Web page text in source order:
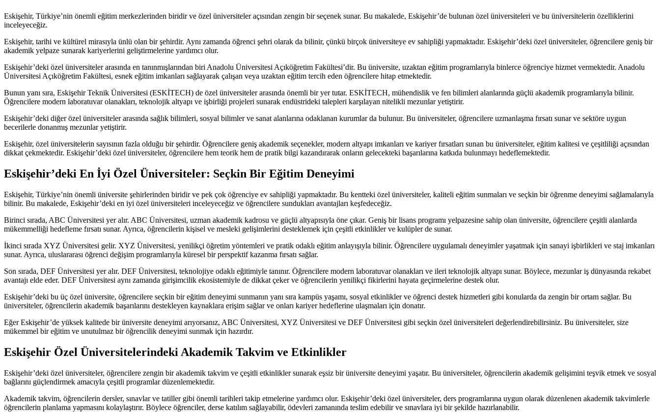
Eskişehir, Türkiye’nin önemli eğitim merkezlerinden biridir ve özel üniversiteler açısından zengin bir seçenek sunar. Bu makalede, Eskişehir’de bulunan özel üniversiteleri ve bu üniversitelerin özelliklerini
inceleyeceğiz.
Eskişehir, tarihi ve kültürel mirasıyla ünlü olan bir şehirdir. Aynı zamanda öğrenci şehri olarak da bilinir, çünkü birçok üniversiteye ev sahipliği yapmaktadır. Eskişehir’deki özel üniversiteler, öğrencilere geniş bir
akademik yelpaze sunarak kariyerlerini geliştirmelerine yardımcı olur.
Eskişehir’deki özel üniversiteler arasında en tanınmışlarından biri Anadolu Üniversitesi Açıköğretim Fakültesi’dir. Bu üniversite, uzaktan eğitim programlarıyla binlerce öğrenciye hizmet vermektedir. Anadolu
Üniversitesi Açıköğretim Fakültesi, esnek eğitim imkanları sağlayarak çalışan veya uzaktan eğitim tercih eden öğrencilere hitap etmektedir.
Bunun yanı sıra, Eskişehir Teknik Üniversitesi (ESKİTECH) de özel üniversiteler arasında önemli bir yer tutar. ESKİTECH, mühendislik ve fen bilimleri alanlarında güçlü akademik programlarıyla bilinir.
Öğrencilere modern laboratuvar olanakları, teknolojik altyapı ve işbirliği projeleri sunarak endüstrideki talepleri karşılayan nitelikli mezunlar yetiştirir.
Eskişehir’deki diğer özel üniversiteler arasında sağlık bilimleri, sosyal bilimler ve sanat alanlarına odaklanan kurumlar da bulunur. Bu üniversiteler, öğrencilere uzmanlaşma fırsatı sunar ve sektöre uygun
becerilerle donanmış mezunlar yetiştirir.
Eskişehir, özel üniversitelerin sayısının fazla olduğu bir şehirdir. Öğrencilere geniş akademik seçenekler, modern altyapı imkanları ve kariyer fırsatları sunan bu üniversiteler, eğitim kalitesi ve çeşitliliği açısından
dikkat çekmektedir. Eskişehir’deki özel üniversiteler, öğrencilere hem teorik hem de pratik bilgi kazandırarak onların gelecekteki başarılarına katkıda bulunmayı hedeflemektedir.
Eskişehir’deki En İyi Özel Üniversiteler: Seçkin Bir Eğitim Deneyimi
Eskişehir, Türkiye’nin önemli üniversite şehirlerinden biridir ve pek çok öğrenciye ev sahipliği yapmaktadır. Bu kentteki özel üniversiteler, kaliteli eğitim sunmaları ve seçkin bir öğrenme deneyimi sağlamalarıyla
bilinir. Bu makalede, Eskişehir’deki en iyi özel üniversiteleri inceleyeceğiz ve öğrencilere sundukları avantajları keşfedeceğiz.
Birinci sırada, ABC Üniversitesi yer alır. ABC Üniversitesi, uzman akademik kadrosu ve güçlü altyapısıyla öne çıkar. Geniş bir lisans programı yelpazesine sahip olan üniversite, öğrencilere çeşitli alanlarda
mükemmelliği hedefleme fırsatı sunar. Ayrıca, öğrencilerin kişisel ve mesleki gelişimlerini desteklemek için çeşitli etkinlikler ve kulüpler de sunar.
İkinci sırada XYZ Üniversitesi gelir. XYZ Üniversitesi, yenilikçi öğretim yöntemleri ve pratik odaklı eğitim anlayışıyla bilinir. Öğrencilere uygulamalı deneyimler yaşatmak için sanayi işbirlikleri ve staj imkanları
sunar. Ayrıca, uluslararası öğrenci değişim programlarıyla küresel bir perspektif kazanma fırsatı sağlar.
Son sırada, DEF Üniversitesi yer alır. DEF Üniversitesi, teknolojiye odaklı eğitimiyle tanınır. Öğrencilere modern laboratuvar olanakları ve ileri teknolojik altyapı sunar. Böylece, mezunlar iş dünyasında rekabet
avantajı elde eder. DEF Üniversitesi aynı zamanda girişimcilik ekosistemiyle de dikkat çeker ve öğrencilerin yenilikçi fikirlerini hayata geçirmelerine destek olur.
Eskişehir’deki bu üç özel üniversite, öğrencilere seçkin bir eğitim deneyimi sunmanın yanı sıra kampüs yaşamı, sosyal etkinlikler ve öğrenci destek hizmetleri gibi konularda da zengin bir ortam sağlar. Bu
üniversiteler, öğrencilerin akademik başarılarını destekleyen kaynaklara erişim sağlar ve onları kariyer hedeflerine ulaşmaları için donatır.
Eğer Eskişehir’de yüksek kalitede bir üniversite deneyimi arıyorsanız, ABC Üniversitesi, XYZ Üniversitesi ve DEF Üniversitesi gibi seçkin özel üniversiteleri değerlendirebilirsiniz. Bu üniversiteler, size
mükemmel bir eğitim ve unutulmaz bir öğrencilik deneyimi sunmak için hazırdır.
Eskişehir Özel Üniversitelerindeki Akademik Takvim ve Etkinlikler
Eskişehir’deki özel üniversiteler, öğrencilere zengin bir akademik takvim ve çeşitli etkinlikler sunarak eşsiz bir üniversite deneyimi yaşatır. Bu üniversiteler, öğrencilerin akademik gelişimini teşvik etmek ve sosyal
bağlarını güçlendirmek amacıyla çeşitli programlar düzenlemektedir.
Akademik takvim, öğrencilerin dersler, sınavlar ve tatiller gibi önemli tarihleri takip etmelerine yardımcı olur. Eskişehir’deki özel üniversiteler, ders programlarına uygun olarak düzenlenen akademik takvimlerle
öğrencilerin planlama yapmasını kolaylaştırır. Böylece öğrenciler, derse katılım sağlayabilir, ödevleri zamanında teslim edebilir ve sınavlara iyi bir şekilde hazırlanabilir.